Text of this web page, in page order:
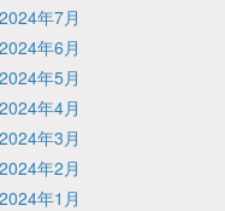
2024年7月
2024年6月
2024年5月
2024年4月
2024年3月
2024年2月
2024年1月